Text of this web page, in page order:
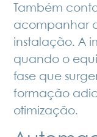
Também
acompanhar
instalação. A
quando o
fase que
formação
otimização.